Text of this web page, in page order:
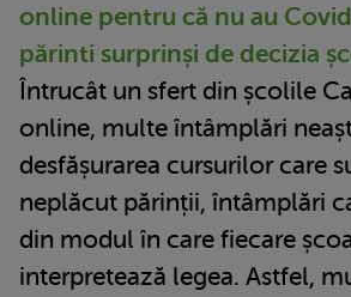
online pentru că nu au
părinti surprinși de decizia
Întrucât un sfert din școlile
online, multe întâmplări
desfășurarea cursurilor care
neplăcut părinții, întâmplări
din modul în care fiecare
interpretează legea. Astfel,